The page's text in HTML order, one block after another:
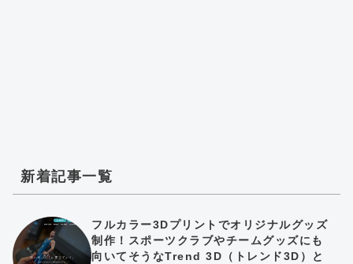
新着記事一覧
フルカラー3Dプリントでオリジナルグッズ
制作！スポーツクラブやチームグッズにも
向いてそうなTrend 3D（トレンド3D）と